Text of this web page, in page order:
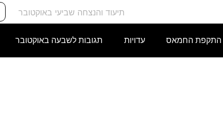
התקפת החמאס עדויות תגובות לשבעה באוקטובר